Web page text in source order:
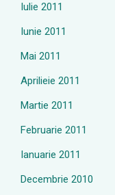
Iulie 2011
Iunie 2011
Mai 2011
Aprilieie 2011
Martie 2011
Februarie 2011
Ianuarie 2011
Decembrie 2010